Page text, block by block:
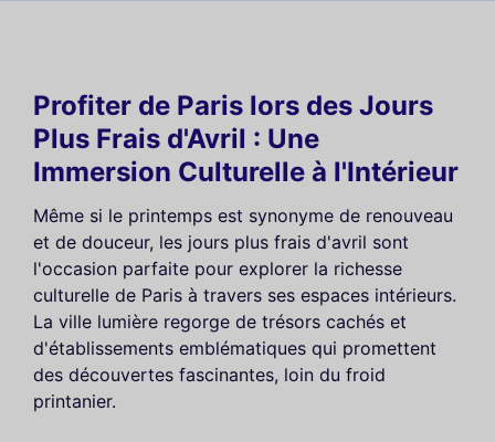
Profiter de Paris lors des Jours
Plus Frais d'Avril : Une
Immersion Culturelle à l'Intérieur
Même si le printemps est synonyme de renouveau
et de douceur, les jours plus frais d'avril sont
l'occasion parfaite pour explorer la richesse
culturelle de Paris à travers ses espaces intérieurs.
La ville lumière regorge de trésors cachés et
d'établissements emblématiques qui promettent
des découvertes fascinantes, loin du froid
printanier.